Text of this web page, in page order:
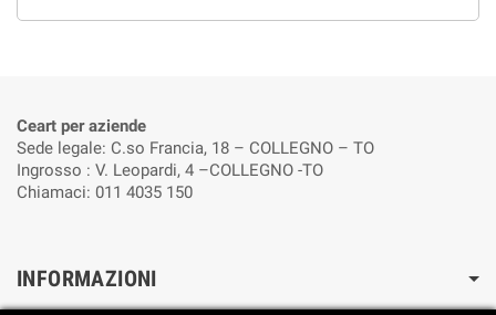
Ceart per aziende
Sede legale: C.so Francia, 18 – COLLEGNO – TO
Ingrosso : V. Leopardi, 4 –COLLEGNO -TO
Chiamaci: 011 4035 150
INFORMAZIONI